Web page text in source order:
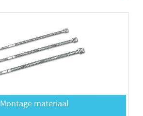
Montage materiaal